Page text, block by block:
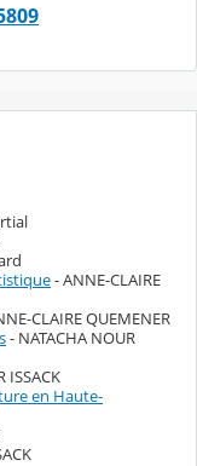
- ANNE-CLAIRE
CLAIRE QUEMENER
- NATACHA NOUR
ISSACK
en Haute-